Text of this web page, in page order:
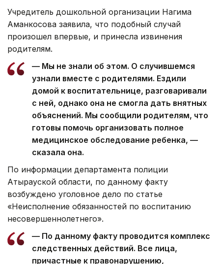
Учредитель дошкольной организации Нагима
Аманкосова заявила, что подобный случай
произошел впервые, и принесла извинения
родителям.
— Мы не знали об этом. О случившемся
узнали вместе с родителями. Ездили
домой к воспитательнице, разговаривали
с ней, однако она не смогла дать внятных
объяснений. Мы сообщили родителям, что
готовы помочь организовать полное
медицинское обследование ребенка, —
сказала она.
По информации департамента полиции
Атырауской области, по данному факту
возбуждено уголовное дело по статье
«Неисполнение обязанностей по воспитанию
несовершеннолетнего».
— По данному факту проводится комплекс
следственных действий. Все лица,
причастные к правонарушению,